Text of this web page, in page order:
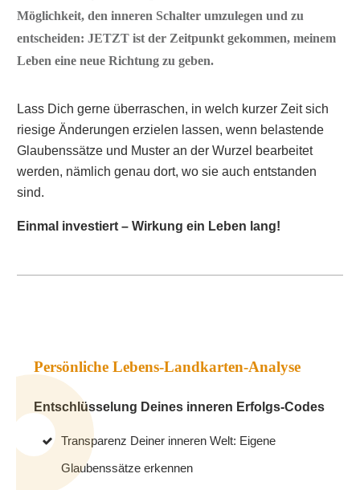
Möglichkeit, den inneren Schalter umzulegen und zu
entscheiden: JETZT ist der Zeitpunkt gekommen, meinem
Leben eine neue Richtung zu geben.
Lass Dich gerne überraschen, in welch kurzer Zeit sich
riesige Änderungen erzielen lassen, wenn belastende
Glaubenssätze und Muster an der Wurzel bearbeitet
werden, nämlich genau dort, wo sie auch entstanden
sind.
Einmal investiert – Wirkung ein Leben lang!
Persönliche Lebens-Landkarten-Analyse
Entschlüsselung Deines inneren Erfolgs-Codes
Transparenz Deiner inneren Welt: Eigene
Glaubenssätze erkennen